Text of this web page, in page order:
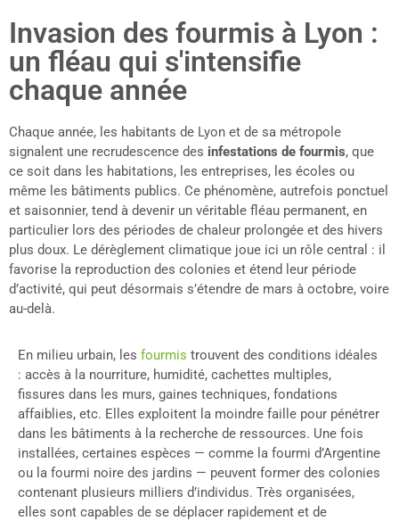
Invasion des fourmis à Lyon :
un fléau qui s'intensifie
chaque année
Chaque année, les habitants de Lyon et de sa métropole
signalent une recrudescence des infestations de fourmis, que
ce soit dans les habitations, les entreprises, les écoles ou
même les bâtiments publics. Ce phénomène, autrefois ponctuel
et saisonnier, tend à devenir un véritable fléau permanent, en
particulier lors des périodes de chaleur prolongée et des hivers
plus doux. Le dérèglement climatique joue ici un rôle central : il
favorise la reproduction des colonies et étend leur période
d’activité, qui peut désormais s’étendre de mars à octobre, voire
au-delà.
En milieu urbain, les fourmis trouvent des conditions idéales
: accès à la nourriture, humidité, cachettes multiples,
fissures dans les murs, gaines techniques, fondations
affaiblies, etc. Elles exploitent la moindre faille pour pénétrer
dans les bâtiments à la recherche de ressources. Une fois
installées, certaines espèces — comme la fourmi d’Argentine
ou la fourmi noire des jardins — peuvent former des colonies
contenant plusieurs milliers d’individus. Très organisées,
elles sont capables de se déplacer rapidement et de